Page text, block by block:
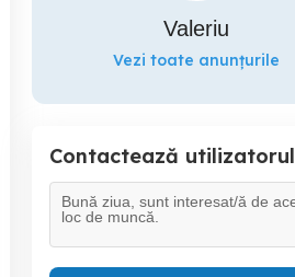
Valeriu
Vezi toate anunțurile
Contactează utilizatorul